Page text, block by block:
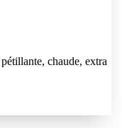
chaude, extra